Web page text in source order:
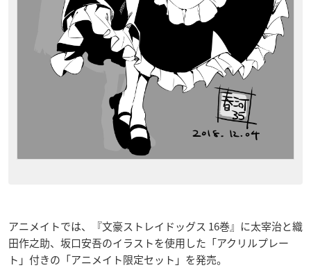
アニメイトでは、『文豪ストレイドッグス 16巻』に太宰治と織
田作之助、坂口安吾のイラストを使用した「アクリルプレー
ト」付きの「アニメイト限定セット」を発売。